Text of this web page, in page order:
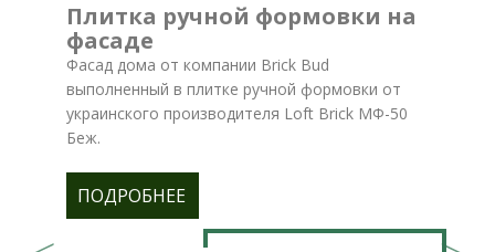
Плитка ручной формовки на
фасаде
Фасад дома от компании Brick Bud
выполненный в плитке ручной формовки от
украинского производителя Loft Brick МФ-50
Беж.
ПОДРОБНЕЕ